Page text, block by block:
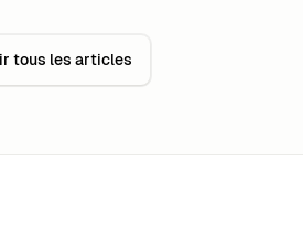
» un axe essentiel de sa
tous les articles